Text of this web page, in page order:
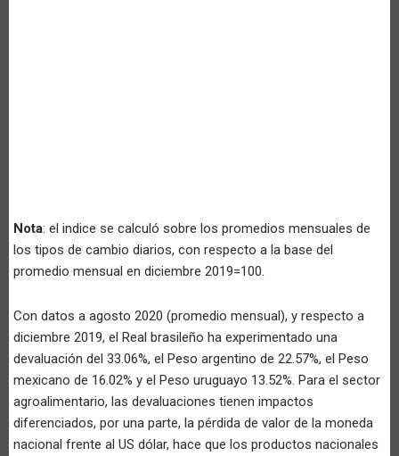
Nota: el indice se calculó sobre los promedios mensuales de
los tipos de cambio diarios, con respecto a la base del
promedio mensual en diciembre 2019=100.
Con datos a agosto 2020 (promedio mensual), y respecto a
diciembre 2019, el Real brasileño ha experimentado una
devaluación del 33.06%, el Peso argentino de 22.57%, el Peso
mexicano de 16.02% y el Peso uruguayo 13.52%. Para el sector
agroalimentario, las devaluaciones tienen impactos
diferenciados, por una parte, la pérdida de valor de la moneda
nacional frente al US dólar, hace que los productos nacionales